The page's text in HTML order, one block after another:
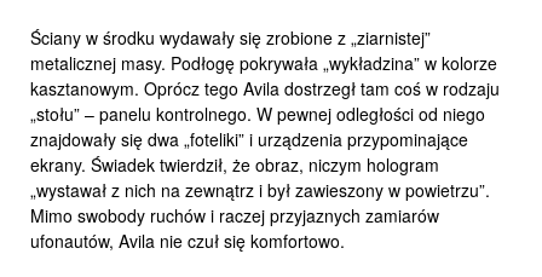
Ściany w środku wydawały się zrobione z „ziarnistej”
metalicznej masy. Podłogę pokrywała „wykładzina” w kolorze
kasztanowym. Oprócz tego Avila dostrzegł tam coś w rodzaju
„stołu” – panelu kontrolnego. W pewnej odległości od niego
znajdowały się dwa „foteliki” i urządzenia przypominające
ekrany. Świadek twierdził, że obraz, niczym hologram
„wystawał z nich na zewnątrz i był zawieszony w powietrzu”.
Mimo swobody ruchów i raczej przyjaznych zamiarów
ufonautów, Avila nie czuł się komfortowo.